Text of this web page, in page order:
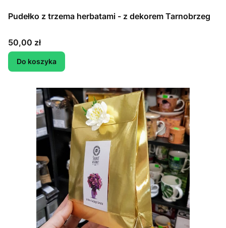
Pudełko z trzema herbatami - z dekorem Tarnobrzeg
Cena
50,00 zł
Do koszyka